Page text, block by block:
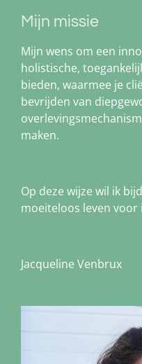
Mijn missie
Mijn wens om een
holistische,
bieden, waarmee je
bevrijden van
maken.
Op deze wijze wil ik
moeiteloos leven voor
Jacqueline Venbrux